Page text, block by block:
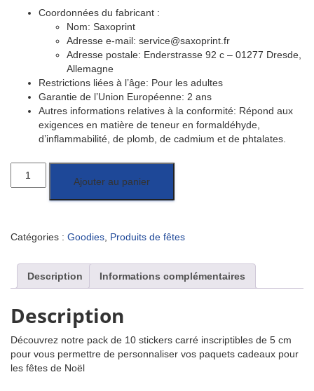
Coordonnées du fabricant :
Nom: Saxoprint
Adresse e-mail: service@saxoprint.fr
Adresse postale: Enderstrasse 92 c – 01277 Dresde,
Allemagne
Restrictions liées à l’âge: Pour les adultes
Garantie de l’Union Européenne: 2 ans
Autres informations relatives à la conformité: Répond aux
exigences en matière de teneur en formaldéhyde,
d’inflammabilité, de plomb, de cadmium et de phtalates.
quantité
étiquettes
de
Noël
Ajouter au panier
Catégories : Goodies, Produits de fêtes
Description Informations complémentaires
Description
Découvrez notre pack de 10 stickers carré inscriptibles de 5 cm
pour vous permettre de personnaliser vos paquets cadeaux pour
les fêtes de Noël